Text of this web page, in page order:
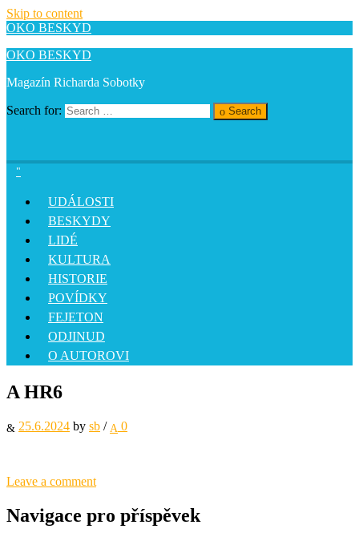
Skip to content
OKO BESKYD
OKO BESKYD
Magazín Richarda Sobotky
Search for: Search
UDÁLOSTI
BESKYDY
LIDÉ
KULTURA
HISTORIE
POVÍDKY
FEJETON
ODJINUD
O AUTOROVI
A HR6
25.6.2024 by sb / 0
Leave a comment
Navigace pro příspěvek